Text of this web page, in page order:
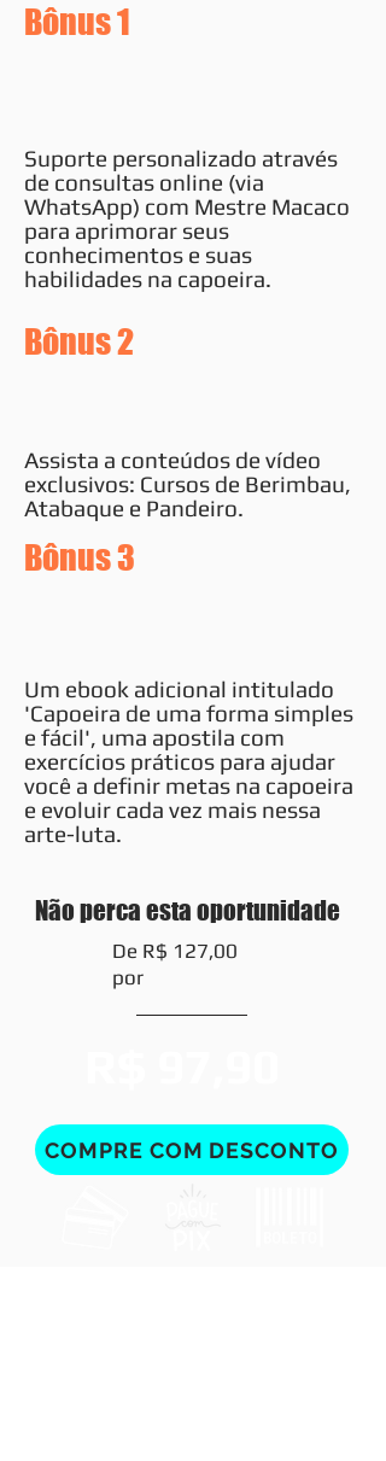
Bônus 1
Suporte personalizado através
de consultas online (via
WhatsApp) com Mestre Macaco
para aprimorar seus
conhecimentos e suas
habilidades na capoeira.
Bônus 2
Assista a conteúdos de vídeo
exclusivos: Cursos de Berimbau,
Atabaque e Pandeiro.
Bônus 3
Um ebook adicional intitulado
'Capoeira de uma forma simples
e fácil', uma apostila com
exercícios práticos para ajudar
você a definir metas na capoeira
e evoluir cada vez mais nessa
arte-luta.
Não perca esta oportunidade
De R$ 127,00
por
COMPRE COM DESCONTO